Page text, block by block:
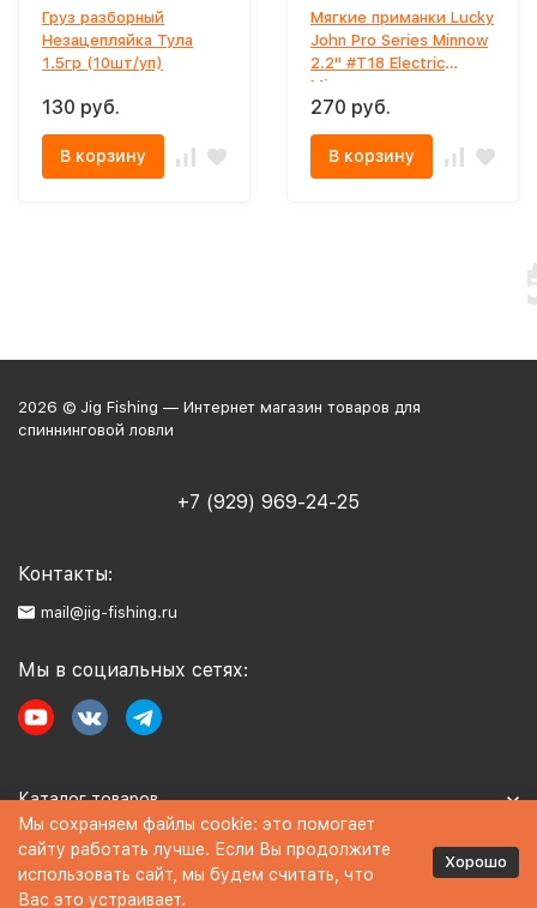
Груз разборный
Незацепляйка Тула
1.5гр (10шт/уп)
130 руб.
В корзину
Мягкие приманки Lucky
John Pro Series Minnow
2.2" #T18 Electric
Minnow
270 руб.
В корзину
2026 © Jig Fishing — Интернет магазин товаров для
спиннинговой ловли
+7 (929) 969-24-25
Контакты:
mail@jig-fishing.ru
Мы в социальных сетях:
Каталог товаров
Информация
Мы сохраняем файлы cookie: это помогает
сайту работать лучше. Если Вы продолжите
использовать сайт, мы будем считать, что
Вас это устраивает.
Хорошо